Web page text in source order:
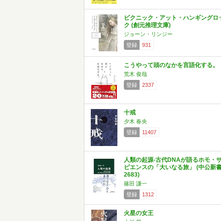
ピクニック・アット・ハンギングロ
ク (創元推理文庫)
ジョーン・リンジー
登録
931
こうやって頭のなかを言語化する。
荒木 俊哉
登録
2337
十戒
夕木 春央
登録
11407
人類の起源-古代DNAが語るホモ・
ピエンスの「大いなる旅」 (中公新
2683)
篠田 謙一
登録
1312
火星の女王